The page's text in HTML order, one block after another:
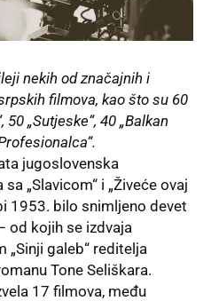
nekih od značajnih i
filmova, kao što su 60
„Sutjeske“, 40 „Balkan
jugoslovenska
„Slavicom“ i „Živeće ovaj
1953. bilo snimljeno devet
od kojih se izdvaja
galeb“ reditelja
Tone Seliškara.
17 filmova, među